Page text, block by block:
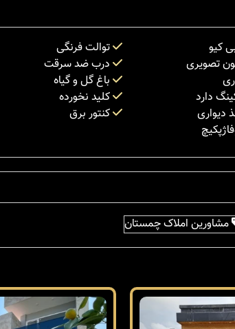
کیو
توالت فرنگی
تصویری
درب ضد سرقت
باغ گل و گیاه
دارد
کلید نخورده
دیواری
کنتور برق
مشاورین املاک چمستان